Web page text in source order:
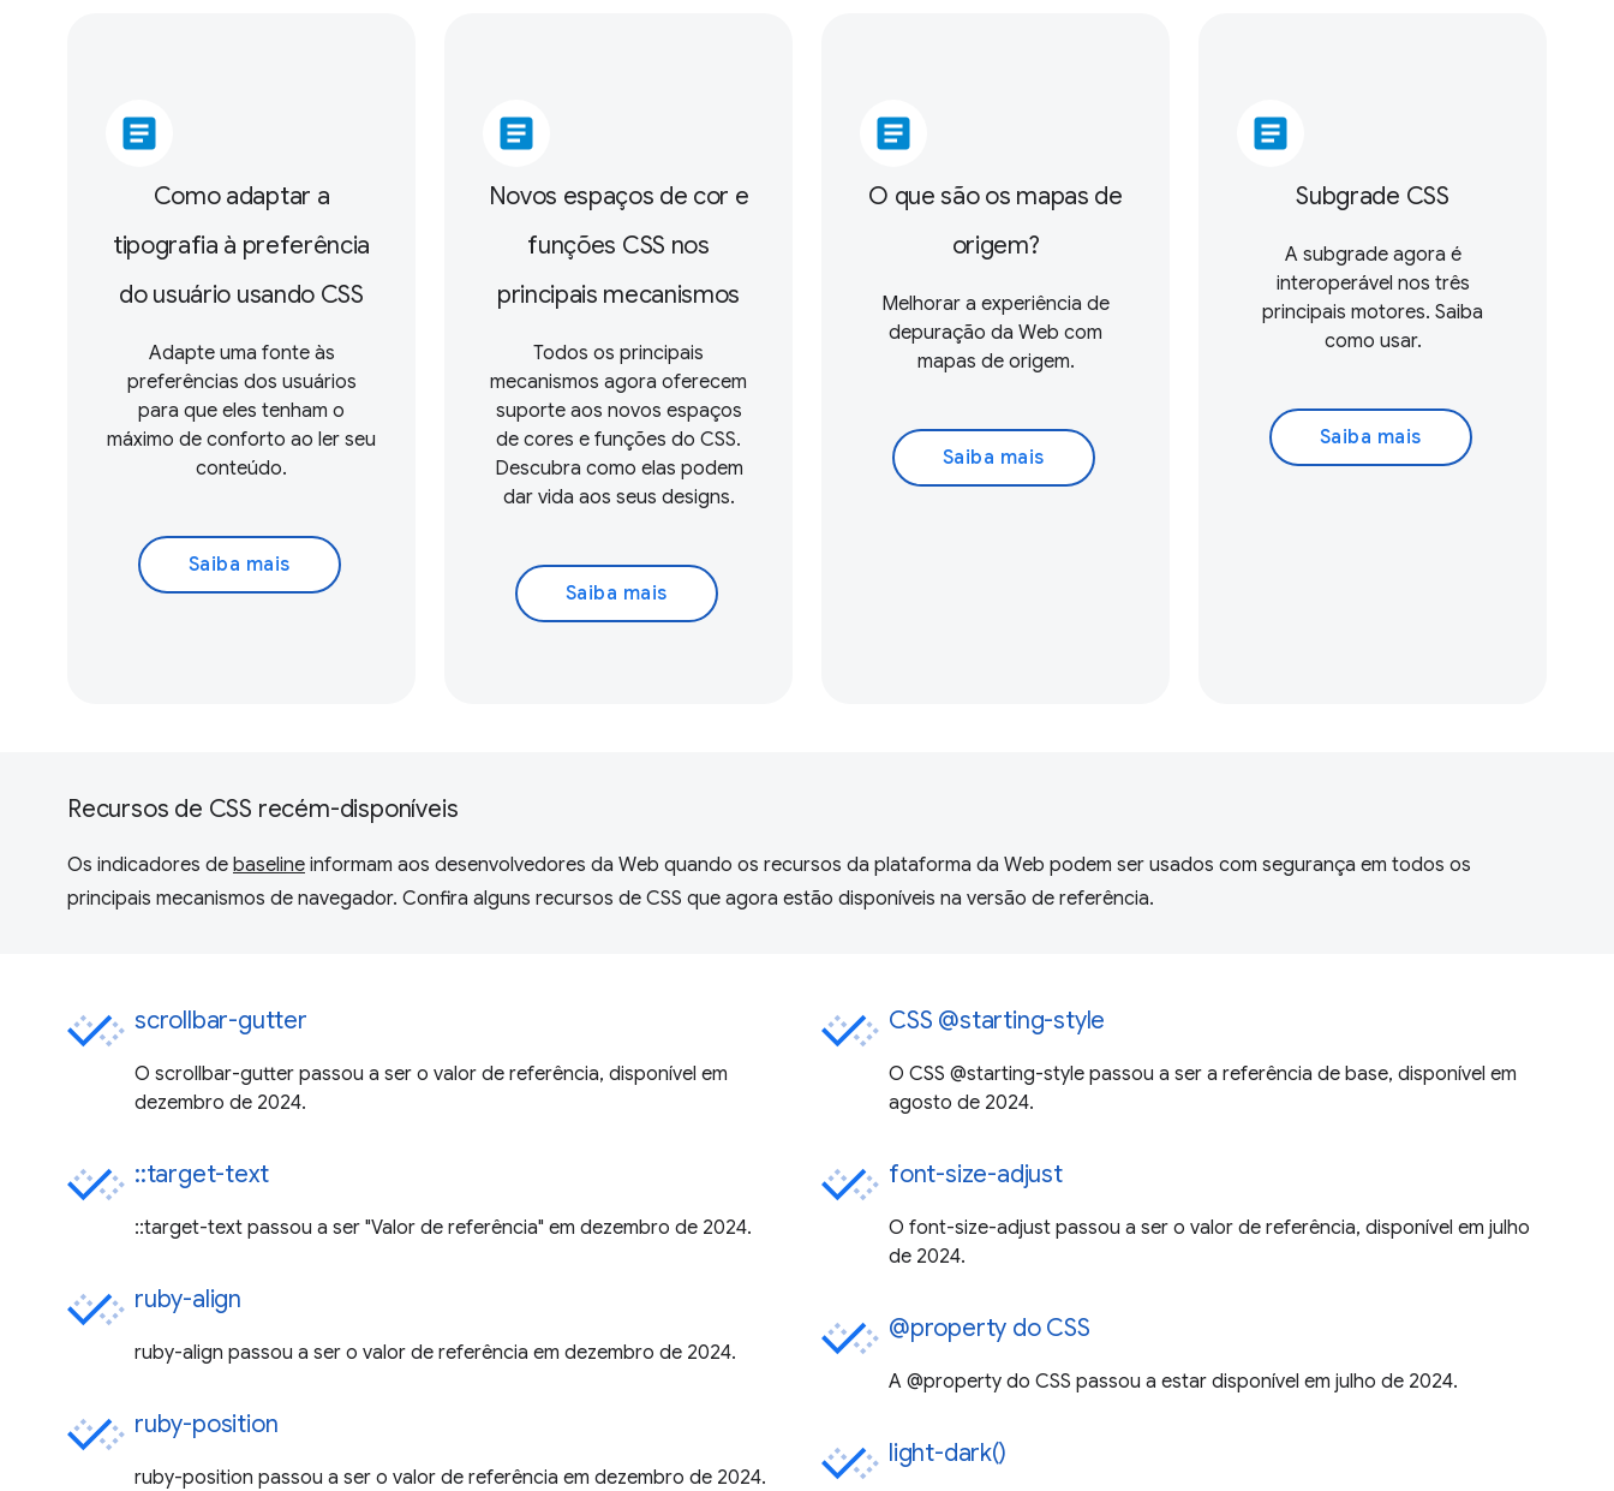
article
Como adaptar a
tipografia à preferência
do usuário usando CSS
Adapte uma fonte às
preferências dos usuários
para que eles tenham o
máximo de conforto ao ler seu
conteúdo.
Saiba mais
article
Novos espaços de cor e
funções CSS nos
principais mecanismos
Todos os principais
mecanismos agora oferecem
suporte aos novos espaços
de cores e funções do CSS.
Descubra como elas podem
dar vida aos seus designs.
Saiba mais
article
O que são os mapas de
origem?
Melhorar a experiência de
depuração da Web com
mapas de origem.
Saiba mais
article
Subgrade CSS
A subgrade agora é
interoperável nos três
principais motores. Saiba
como usar.
Saiba mais
Recursos de CSS recém-disponíveis
Os indicadores de baseline informam aos desenvolvedores da Web quando os recursos da plataforma da Web podem ser usados com segurança em todos os
principais mecanismos de navegador. Confira alguns recursos de CSS que agora estão disponíveis na versão de referência.
scrollbar-gutter
O scrollbar-gutter passou a ser o valor de referência, disponível em
dezembro de 2024.
::target-text
::target-text passou a ser "Valor de referência" em dezembro de 2024.
ruby-align
ruby-align passou a ser o valor de referência em dezembro de 2024.
ruby-position
ruby-position passou a ser o valor de referência em dezembro de 2024.
CSS @starting-style
O CSS @starting-style passou a ser a referência de base, disponível em
agosto de 2024.
font-size-adjust
O font-size-adjust passou a ser o valor de referência, disponível em julho
de 2024.
@property do CSS
A @property do CSS passou a estar disponível em julho de 2024.
light-dark()